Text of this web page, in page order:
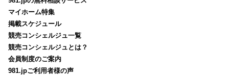
マイホーム特集
掲載スケジュール
競売コンシェルジュ一覧
競売コンシェルジュとは？
会員制度のご案内
981.jpご利用者様の声